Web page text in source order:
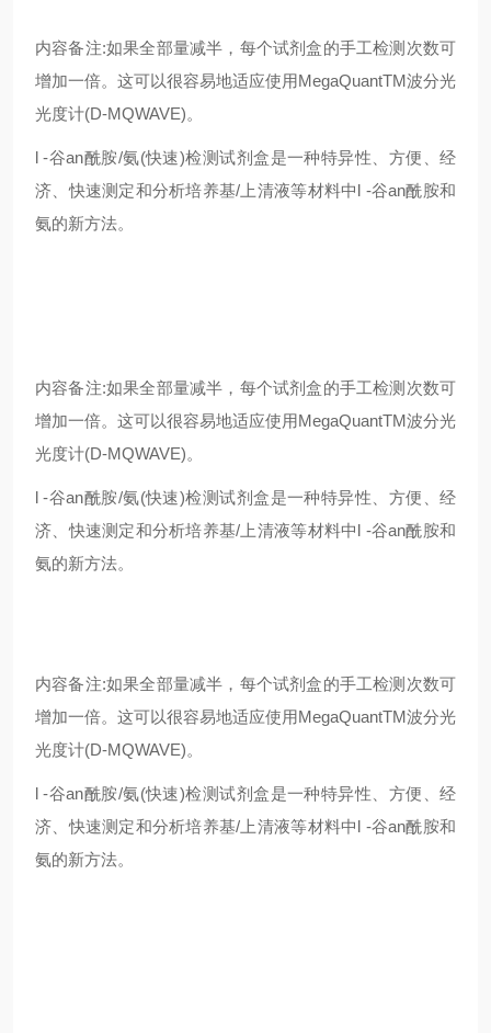
内容备注:如果全部量减半，每个试剂盒的手工检测次数可
增加一倍。这可以很容易地适应使用MegaQuantTM波分光
光度计(D-MQWAVE)。
l -谷an酰胺/氨(快速)检测试剂盒是一种特异性、方便、经
济、快速测定和分析培养基/上清液等材料中l -谷an酰胺和
氨的新方法。
内容备注:如果全部量减半，每个试剂盒的手工检测次数可
增加一倍。这可以很容易地适应使用MegaQuantTM波分光
光度计(D-MQWAVE)。
l -谷an酰胺/氨(快速)检测试剂盒是一种特异性、方便、经
济、快速测定和分析培养基/上清液等材料中l -谷an酰胺和
氨的新方法。
内容备注:如果全部量减半，每个试剂盒的手工检测次数可
增加一倍。这可以很容易地适应使用MegaQuantTM波分光
光度计(D-MQWAVE)。
l -谷an酰胺/氨(快速)检测试剂盒是一种特异性、方便、经
济、快速测定和分析培养基/上清液等材料中l -谷an酰胺和
氨的新方法。